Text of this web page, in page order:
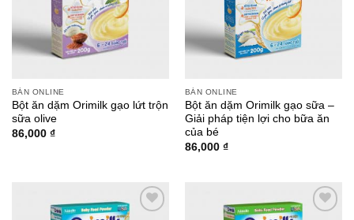
BÁN ONLINE
Bột ăn dặm Orimilk gạo lứt trộn
sữa olive
86,000 ₫
BÁN ONLINE
Bột ăn dặm Orimilk gạo sữa –
Giải pháp tiện lợi cho bữa ăn
của bé
86,000 ₫